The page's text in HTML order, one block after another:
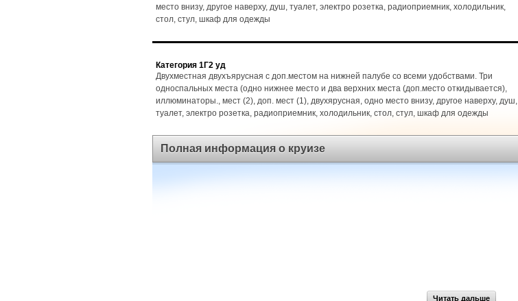
место внизу, другое наверху, душ, туалет, электро розетка, радиоприемник, холодильник,
стол, стул, шкаф для одежды
Категория 1Г2 уд
Двухместная двухъярусная с доп.местом на нижней палубе со всеми удобствами. Три
односпальных места (одно нижнее место и два верхних места (доп.место откидывается),
иллюминаторы., мест (2), доп. мест (1), двухярусная, одно место внизу, другое наверху, душ,
туалет, электро розетка, радиоприемник, холодильник, стол, стул, шкаф для одежды
Полная информация о круизе
Читать дальше